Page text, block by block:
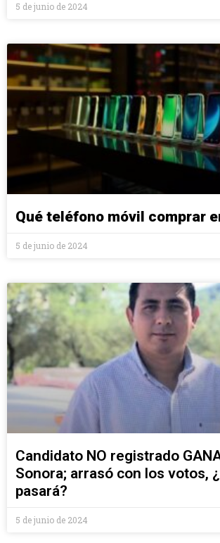
5 de junio de 2024
Qué teléfono móvil comprar
5 de junio de 2024
Candidato NO registrado
Sonora; arrasó con los votos,
pasará?
5 de junio de 2024